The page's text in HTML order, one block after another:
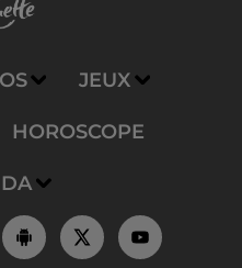
JEUX
HOROSCOPE